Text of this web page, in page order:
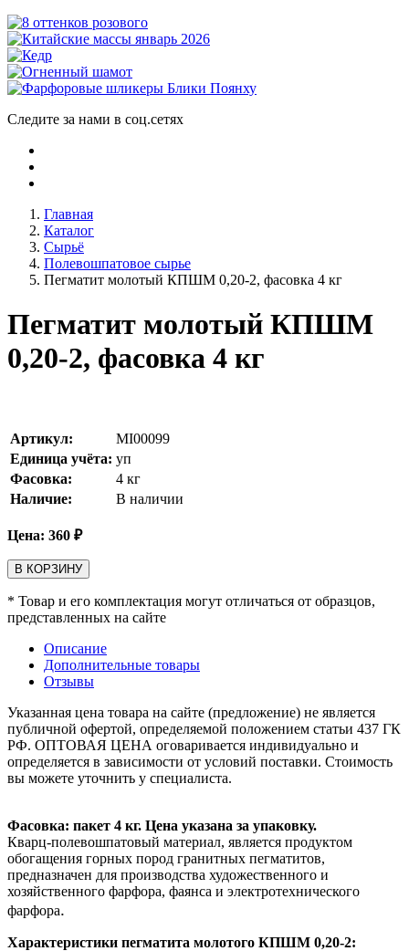
Следите за нами в соц.сетях
Главная
Каталог
Сырьё
Полевошпатовое сырье
Пегматит молотый КПШМ 0,20-2, фасовка 4 кг
Пегматит молотый КПШМ
0,20-2, фасовка 4 кг
Артикул:
MI00099
Единица учёта: уп
Фасовка:
4 кг
Наличие:
В наличии
Цена: 360 ₽
В КОРЗИНУ
* Товар и его комплектация могут отличаться от образцов,
представленных на сайте
Описание
Дополнительные товары
Отзывы
Указанная цена товара на сайте (предложение) не является
публичной офертой, определяемой положением статьи 437 ГК
РФ. ОПТОВАЯ ЦЕНА оговаривается индивидуально и
определяется в зависимости от условий поставки. Стоимость
вы можете уточнить у специалиста.
Фасовка: пакет 4 кг. Цена указана за упаковку.
Кварц-полевошпатовый материал, является продуктом
обогащения горных пород гранитных пегматитов,
предназначен для производства художественного и
хозяйственного фарфора, фаянса и электротехнического
фарфора.
Характеристики пегматита молотого КПШМ 0,20-2: